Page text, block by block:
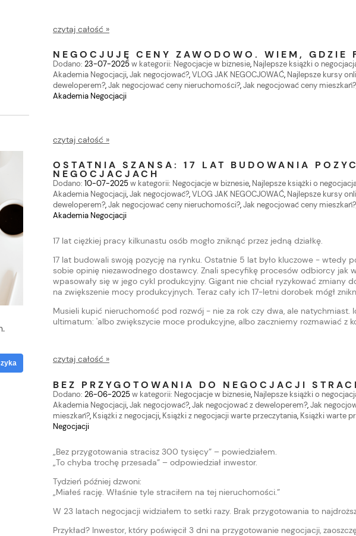
SPECJALNA OFERTA: 3 Nagrania
48 Zasad Negocjacji)
49,00 zł
Cena regularna:
547,00 zł
25 Odpowiedzi na Obiekcje
Cena regularna:
49,00 zł
czytaj całość »
NEGOCJUJĘ CENY ZAWODOWO. WIEM, GDZIE
Dodano: 23-07-2025w kategorii: Negocjacje w biznesie, Najlepsze książki o
Akademia Negocjacji,Jak negocjować?,VLOG JAK NEGOCJOWAĆ, Najlepsze kursy
deweloperem?,Jak negocjować ceny nieruchomości?,Jak negocjować ceny mieszkań?
Akademia Negocjacji
czytaj całość »
OSTATNIA SZANSA: 17 LAT BUDOWANIA
NEGOCJACJACH
Dodano: 10-07-2025w kategorii: Negocjacje w biznesie, Najlepsze książki o
Akademia Negocjacji,Jak negocjować?,VLOG JAK NEGOCJOWAĆ, Najlepsze kursy
deweloperem?,Jak negocjować ceny nieruchomości?,Jak negocjować ceny mieszkań?
Akademia Negocjacji
17 lat ciężkiej pracy kilkunastu osób mogło zniknąć przez jedną działkę.
17 lat budowali swoją pozycję na rynku. Ostatnie 5 lat było kluczowe - wtedy
sobie opinię niezawodnego dostawcy. Znali specyfikę procesów odbiorcy jak
wpasowały się w jego cykl produkcyjny. Gigant nie chciał ryzykować zmiany
na zwiększenie mocy produkcyjnych. Teraz cały ich 17-letni dorobek mógł
Musieli kupić nieruchomość pod rozwój - nie za rok czy dwa, ale natychmiast.
ultimatum: 'albo zwiększycie moce produkcyjne, albo zaczniemy rozmawiać z
czytaj całość »
BEZ PRZYGOTOWANIA DO NEGOCJACJI
Dodano: 26-06-2025w kategorii: Negocjacje w biznesie, Najlepsze książki o
Akademia Negocjacji,Jak negocjować?,Jak negocjować z deweloperem?,Jak
mieszkań?, Książki z negocjacji, Książki z negocjacji warte przeczytania, Książki warte
Negocjacji
„Bez przygotowania stracisz 300 tysięcy” – powiedziałem.
„To chyba trochę przesada” – odpowiedział inwestor.
Tydzień później dzwoni:
„Miałeś rację. Właśnie tyle straciłem na tej nieruchomości.”
W 23 latach negocjacji widziałem to setki razy. Brak przygotowania to
Przykład? Inwestor, który poświęcił 3 dni na przygotowanie negocjacji,